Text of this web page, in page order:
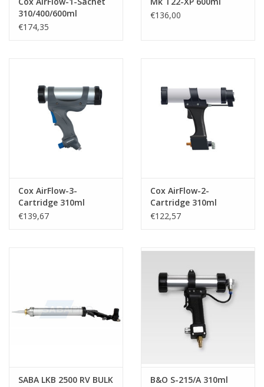
310/400/600ml
€174,35
€136,00
Cox AirFlow-3-
Cartridge 310ml
€139,67
Cox AirFlow-2-
Cartridge 310ml
€122,57
SABA LKB 2500 RV BULK
B&O S-215/A 310ml